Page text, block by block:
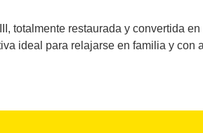
totalmente restaurada y convertida
ideal para relajarse en familia y con